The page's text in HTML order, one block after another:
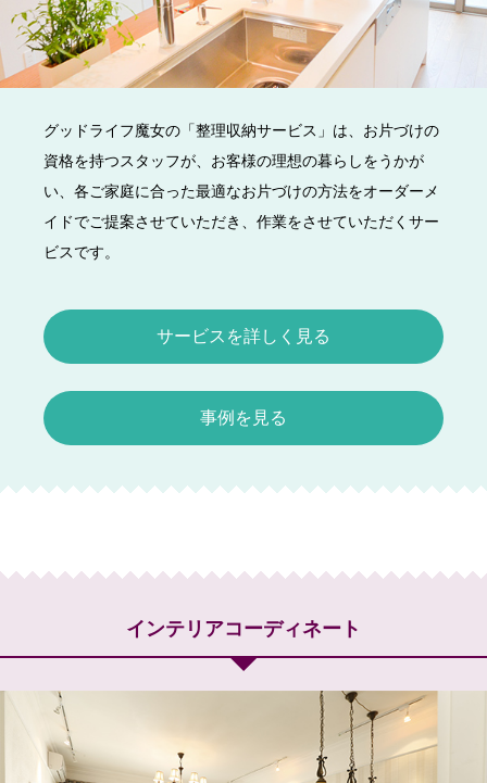
グッドライフ魔女の「整理収納サービス」は、お片づけの
資格を持つスタッフが、お客様の理想の暮らしをうかが
い、各ご家庭に合った最適なお片づけの方法をオーダーメ
イドでご提案させていただき、作業をさせていただくサー
ビスです。
サービスを詳しく見る
事例を見る
インテリアコーディネート